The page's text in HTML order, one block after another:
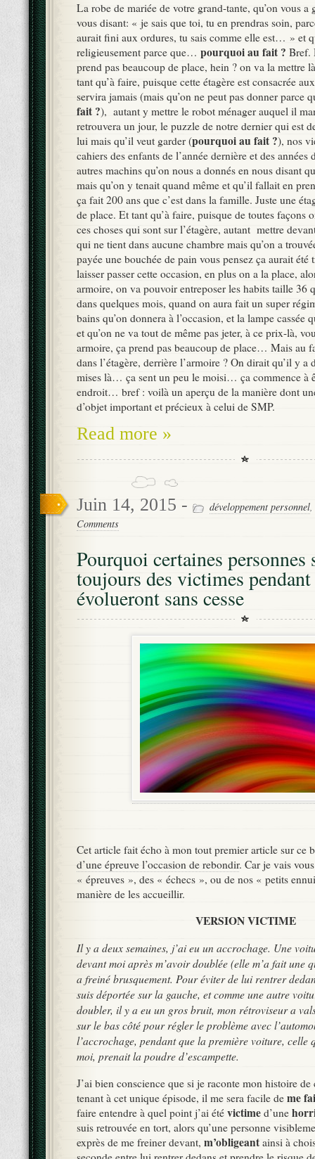
La robe de mariée de votre grand-tante, qu’on vous a
vous disant: « je sais que toi, tu en prendras soin,
aurait fini aux ordures, tu sais comme elle est… » et
religieusement parce que… pourquoi au fait ? Bref.
prend pas beaucoup de place, hein ? on va la mettre
tant qu’à faire, puisque cette étagère est consacrée
servira jamais (mais qu’on ne peut pas donner
fait ?), autant y mettre le robot ménager auquel il
retrouvera un jour, le puzzle de notre dernier qui est
lui mais qu’il veut garder (pourquoi au fait ?), nos
cahiers des enfants de l’année dernière et des années
autres machins qu’on nous a donnés en nous disant
mais qu’on y tenait quand même et qu’il fallait en
ça fait 200 ans que c’est dans la famille. Juste une
de place. Et tant qu’à faire, puisque de toutes façons
ces choses qui sont sur l’étagère, autant mettre
qui ne tient dans aucune chambre mais qu’on a
payée une bouchée de pain vous pensez ça aurait été
laisser passer cette occasion, en plus on a la place,
armoire, on va pouvoir entreposer les habits taille 36
dans quelques mois, quand on aura fait un super
bains qu’on donnera à l’occasion, et la lampe cassée
et qu’on ne va tout de même pas jeter, à ce prix-là,
armoire, ça prend pas beaucoup de place… Mais au
dans l’étagère, derrière l’armoire ? On dirait qu’il y a
mises là… ça sent un peu le moisi… ça commence à
endroit… bref : voilà un aperçu de la manière dont
d’objet important et précieux à celui de SMP.
Read more »
Juin 14, 2015 - développement personnel,
Comments
Pourquoi certaines personnes
toujours des victimes pendant
évolueront sans cesse
Cet article fait écho à mon tout premier article sur ce
d’une épreuve l’occasion de rebondir. Car je vais
« épreuves », des « échecs », ou de nos « petits
manière de les accueillir.
VERSION VICTIME
Il y a deux semaines, j’ai eu un accrochage. Une
devant moi après m’avoir doublée (elle m’a fait une
a freiné brusquement. Pour éviter de lui rentrer
suis déportée sur la gauche, et comme une autre
doubler, il y a eu un gros bruit, mon rétroviseur a
sur le bas côté pour régler le problème avec
l’accrochage, pendant que la première voiture, celle
moi, prenait la poudre d’escampette.
J’ai bien conscience que si je raconte mon histoire de
tenant à cet unique épisode, il me sera facile de me
faire entendre à quel point j’ai été victime d’une
suis retrouvée en tort, alors qu’une personne
exprès de me freiner devant, m’obligeant ainsi à